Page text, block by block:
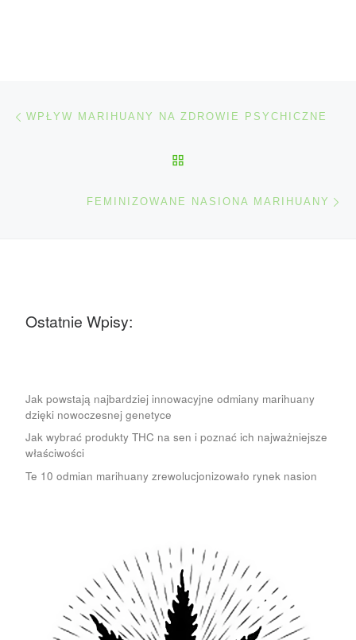
Nawigacja wpisu
WPŁYW MARIHUANY NA ZDROWIE PSYCHICZNE
FEMINIZOWANE NASIONA MARIHUANY
Ostatnie Wpisy:
Jak powstają najbardziej innowacyjne odmiany marihuany
dzięki nowoczesnej genetyce
Jak wybrać produkty THC na sen i poznać ich najważniejsze
właściwości
Te 10 odmian marihuany zrewolucjonizowało rynek nasion